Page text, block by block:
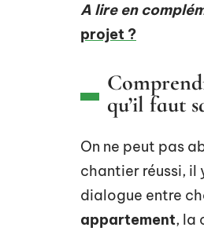
A lire en
projet ?
qu’il faut
On ne peut pas
chantier réussi, il
dialogue entre
appartement, la